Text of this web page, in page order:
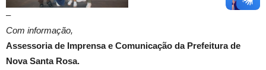
–
Com informação,
Assessoria de Imprensa e Comunicação da Prefeitura de
Nova Santa Rosa.